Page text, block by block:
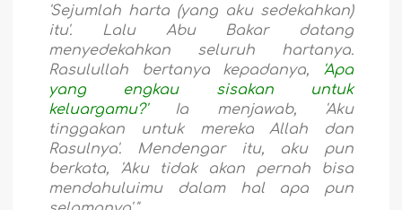
'Sejumlah harta (yang aku sedekahkan)
itu'. Lalu Abu Bakar datang
menyedekahkan seluruh hartanya.
Rasulullah bertanya kepadanya, 'Apa
yang engkau sisakan untuk
keluargamu?'Ia menjawab, 'Aku
tinggakan untuk mereka Allah dan
Rasulnya'. Mendengar itu, aku pun
berkata, 'Aku tidak akan pernah bisa
mendahuluimu dalam hal apa pun